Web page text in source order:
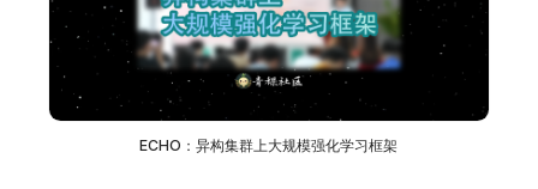
ECHO：异构集群上大规模强化学习框架